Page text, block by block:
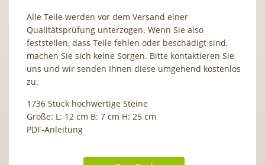
Alle Teile werden vor dem Versand einer
Qualitätsprüfung unterzogen. Wenn Sie also
feststellen, dass Teile fehlen oder beschädigt sind,
machen Sie sich keine Sorgen. Bitte kontaktieren Sie
uns und wir senden Ihnen diese umgehend kostenlos
zu.
1736 Stück hochwertige Steine
Größe: L: 12 cm B: 7 cm H: 25 cm
PDF-Anleitung